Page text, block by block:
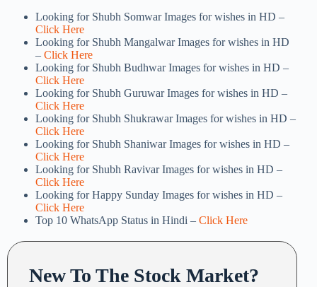
Looking for Shubh Somwar Images for wishes in HD –
Click Here
Looking for Shubh Mangalwar Images for wishes in HD
– Click Here
Looking for Shubh Budhwar Images for wishes in HD –
Click Here
Looking for Shubh Guruwar Images for wishes in HD –
Click Here
Looking for Shubh Shukrawar Images for wishes in HD –
Click Here
Looking for Shubh Shaniwar Images for wishes in HD –
Click Here
Looking for Shubh Ravivar Images for wishes in HD –
Click Here
Looking for Happy Sunday Images for wishes in HD –
Click Here
Top 10 WhatsApp Status in Hindi – Click Here
New To The Stock Market?